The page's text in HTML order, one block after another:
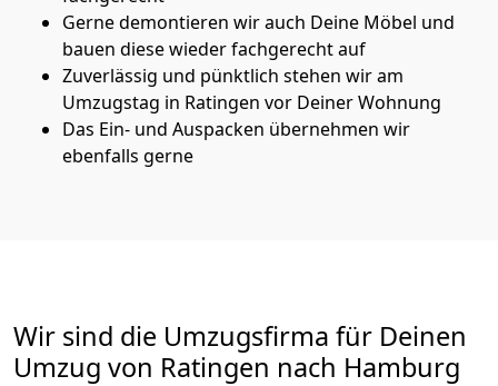
Gerne demontieren wir auch Deine Möbel und
bauen diese wieder fachgerecht auf
Zuverlässig und pünktlich stehen wir am
Umzugstag in Ratingen vor Deiner Wohnung
Das Ein- und Auspacken übernehmen wir
ebenfalls gerne
Wir sind die Umzugsfirma für Deinen
Umzug von Ratingen nach Hamburg